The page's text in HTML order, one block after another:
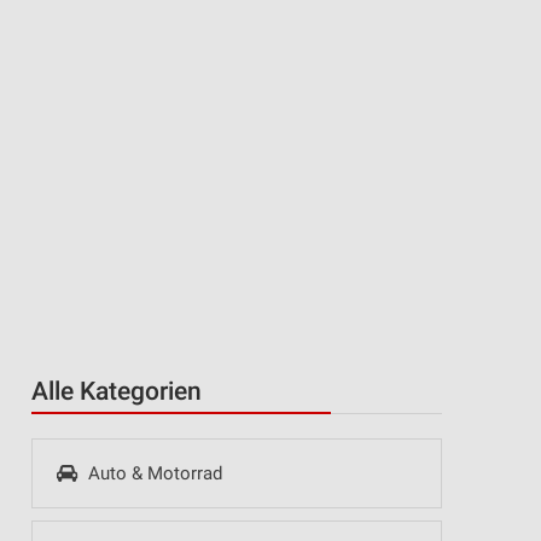
Alle Kategorien
Auto & Motorrad